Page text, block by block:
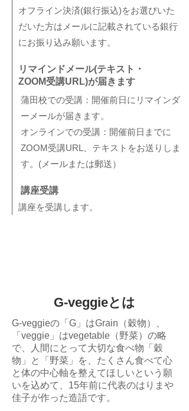
オフライン決済(銀行振込)をお選びいた
だいた方はメールに記載されている銀行
にお振り込み願います。
リマインドメール(テキスト・
ZOOM受講URL)が届きます
蒲田校での受講：開催前日にリマインダ
ーメールが届きます。
​オンラインでの受講：開催前日までに
ZOOM受講URL、テキストをお送りしま
す。(メールまたは郵送）
​講座受講
​講座を受講します。
G-veggieとは
G-veggieの「G」はGrain（穀物）、
「veggie」はvegetable（野菜）の略
で、人間にとって大切な食べ物「穀
物」と「野菜」を、たくさん食べて心
と体の中心軸を整えてほしいという願
いを込めて、15年前に代表のはりまや
佳子が作った造語です。